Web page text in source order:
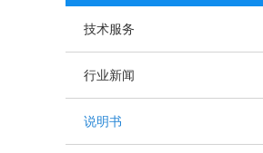
技术服务
行业新闻
说明书